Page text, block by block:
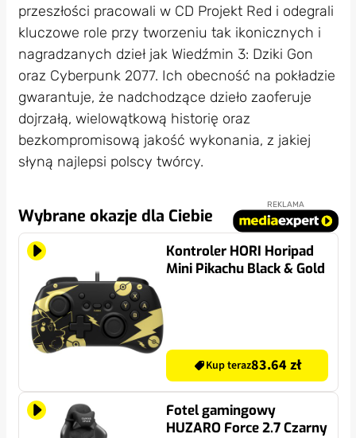
przeszłości pracowali w CD Projekt Red i odegrali
kluczowe role przy tworzeniu tak ikonicznych i
nagradzanych dzieł jak Wiedźmin 3: Dziki Gon
oraz Cyberpunk 2077. Ich obecność na pokładzie
gwarantuje, że nadchodzące dzieło zaoferuje
dojrzałą, wielowątkową historię oraz
bezkompromisową jakość wykonania, z jakiej
słyną najlepsi polscy twórcy.
Wybrane okazje dla Ciebie
REKLAMA
Kontroler HORI Horipad
Mini Pikachu Black & Gold
Kup teraz83.64 zł
Fotel gamingowy
HUZARO Force 2.7 Czarny